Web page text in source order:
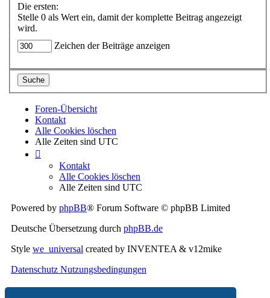
Die ersten:
Stelle 0 als Wert ein, damit der komplette Beitrag angezeigt
wird.
Zeichen der Beiträge anzeigen
Foren-Übersicht
Kontakt
Alle Cookies löschen
Alle Zeiten sind UTC
Kontakt
Alle Cookies löschen
Alle Zeiten sind UTC
Powered by phpBB® Forum Software © phpBB Limited
Deutsche Übersetzung durch phpBB.de
Style we_universal created by INVENTEA & v12mike
Datenschutz Nutzungsbedingungen